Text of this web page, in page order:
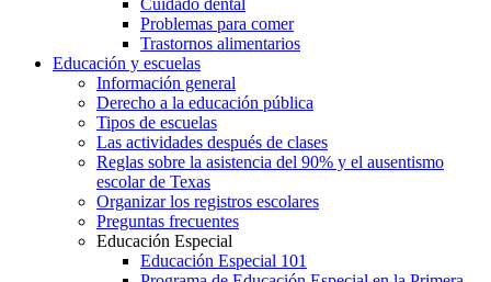
Problemas para comer
Trastornos alimentarios
Educación y escuelas
Información general
Derecho a la educación pública
Tipos de escuelas
Las actividades después de clases
Reglas sobre la asistencia del 90% y el ausentismo
escolar de Texas
Organizar los registros escolares
Preguntas frecuentes
Educación Especial
Educación Especial 101